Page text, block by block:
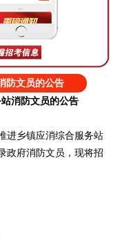
防文员的公告
消防文员的公告
乡镇应消综合服务站
政府消防文员，现将招